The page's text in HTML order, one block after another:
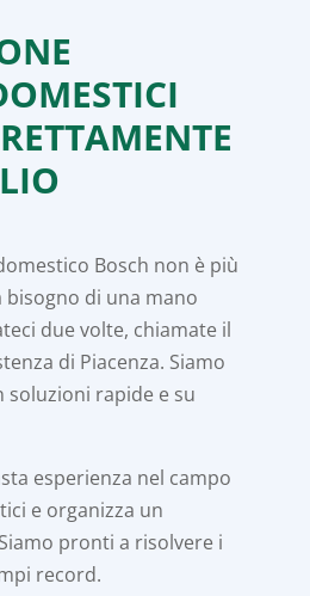
Bosch non è più
bisogno di una mano
due volte, chiamate il
di Piacenza. Siamo
soluzioni rapide e su
esperienza nel campo
e organizza un
pronti a risolvere i
record.